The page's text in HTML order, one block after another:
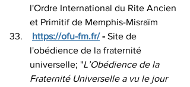
l'Ordre International du Rite Ancien
et Primitif de Memphis-Misraïm
https://ofu-fm.fr/ - Site de
l'obédience de la fraternité
universelle; "L’Obédience de la
Fraternité Universelle a vu le jour